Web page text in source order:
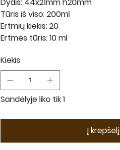
Tūris iš viso: 200ml
Ertmių kiekis: 20
Ertmės tūris: 10 ml
Kiekis
Sandėlyje liko tik 1
Į krepšelį